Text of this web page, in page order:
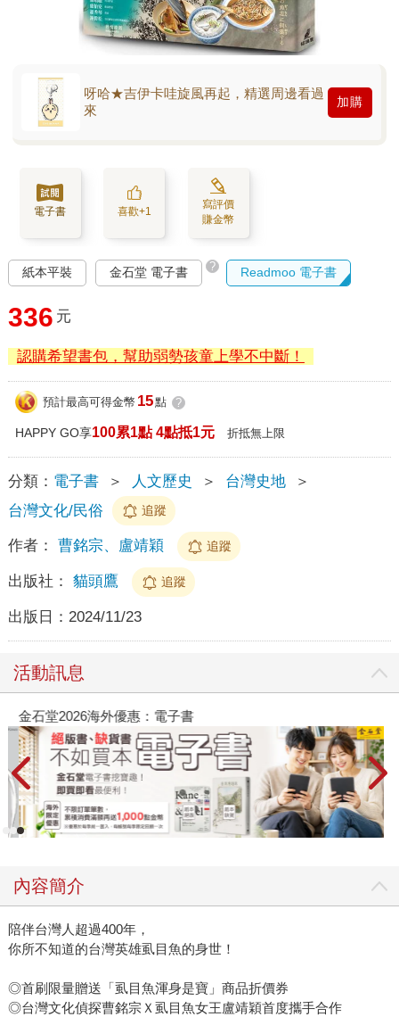
呀哈★吉伊卡哇旋風再起，精選周邊看過
來
加購
電子書 喜歡+1
寫評價
賺金幣
紙本平裝 金石堂 電子書 ? Readmoo 電子書
336 元
認購希望書包，幫助弱勢孩童上學不中斷！
預計最高可得金幣 15點 ?
HAPPY GO享100累1點 4點抵1元 折抵無上限
分類： 電子書 ＞ 人文歷史 ＞ 台灣史地
＞
台灣文化/民俗
追蹤
作者： 曹銘宗、盧靖穎 追蹤
出版社： 貓頭鷹 追蹤
出版日： 2024/11/23
活動訊息
金石堂2026海外優惠：電子書
內容簡介
陪伴台灣人超過400年，
你所不知道的台灣英雄虱目魚的身世！
◎首刷限量贈送「虱目魚渾身是寶」商品折價券
◎台灣文化偵探曹銘宗Ｘ虱目魚女王盧靖穎首度攜手合作